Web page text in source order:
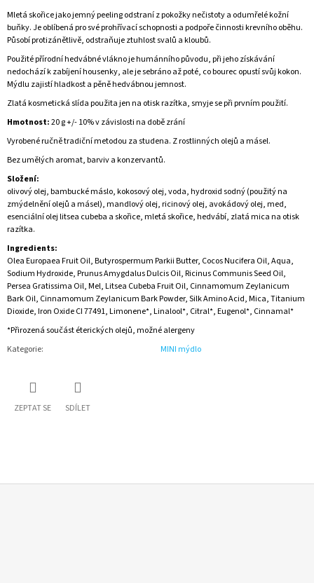
Mletá skořice jako jemný peeling odstraní z pokožky nečistoty a odumřelé kožní
buňky. Je oblíbená pro své prohřívací schopnosti a podpoře činnosti krevního oběhu.
Působí protizánětlivě, odstraňuje ztuhlost svalů a kloubů.
Použité přírodní hedvábné vlákno je humánního původu, při jeho získávání
nedochází k zabíjení housenky, ale je sebráno až poté, co bourec opustí svůj kokon.
Mýdlu zajistí hladkost a pěně hedvábnou jemnost.
Zlatá kosmetická slída použita jen na otisk razítka, smyje se při prvním použití.
Hmotnost:20 g +/- 10% v závislosti na době zrání
Vyrobené ručně tradiční metodou za studena. Z rostlinných olejů a másel.
Bez umělých aromat, barviv a konzervantů.
Složení:
olivový olej, bambucké máslo, kokosový olej, voda, hydroxid sodný (použitý na
zmýdelnění olejů a másel), mandlový olej, ricinový olej, avokádový olej, med,
esenciální olej litsea cubeba a skořice, mletá skořice, hedvábí, zlatá mica na otisk
razítka.
Ingredients:
Olea Europaea Fruit Oil, Butyrospermum Parkii Butter, Cocos Nucifera Oil, Aqua,
Sodium Hydroxide, Prunus Amygdalus Dulcis Oil, Ricinus Communis Seed Oil,
Persea Gratissima Oil, Mel, Litsea Cubeba Fruit Oil, Cinnamomum Zeylanicum
Bark Oil, Cinnamomum Zeylanicum Bark Powder, Silk Amino Acid, Mica, Titanium
Dioxide, Iron Oxide CI 77491, Limonene*, Linalool*, Citral*, Eugenol*, Cinnamal*
*Přirozená součást éterických olejů, možné alergeny
Kategorie: MINI mýdlo
ZEPTAT SE SDÍLET